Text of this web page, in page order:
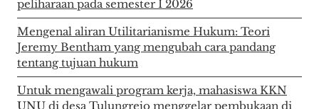
peliharaan pada semester I 2026
Mengenal aliran Utilitarianisme Hukum: Teori
Jeremy Bentham yang mengubah cara pandang
tentang tujuan hukum
Untuk mengawali program kerja, mahasiswa KKN
UNU di desa Tulungrejo menggelar pembukaan di